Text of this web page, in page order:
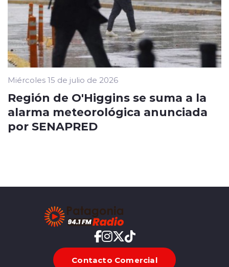
Miércoles 15 de julio de 2026
Región de O'Higgins se suma a la
alarma meteorológica anunciada
por SENAPRED
Contacto Comercial